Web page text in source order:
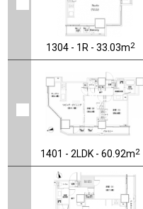
1304 - 1R - 33.03m2
1401 - 2LDK - 60.92m2